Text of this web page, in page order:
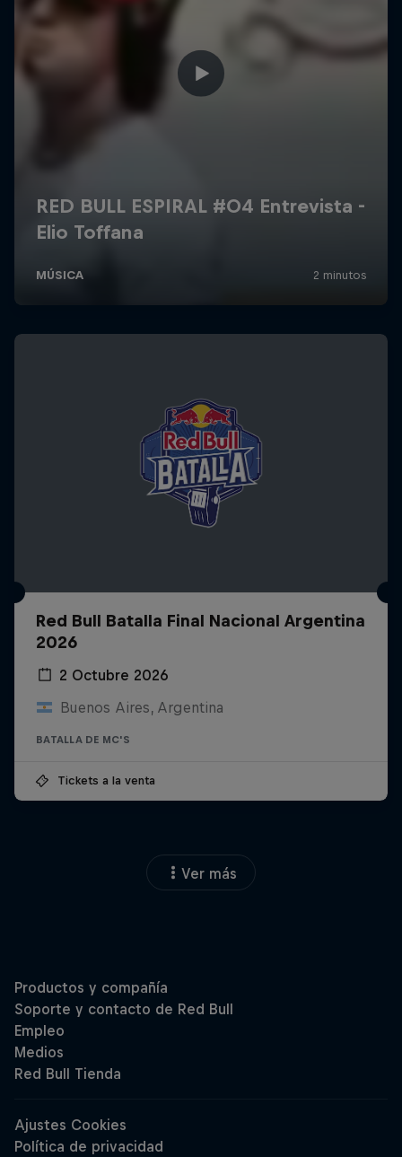
Red Bull Batalla Final Nacional Argentina
2026
2 Octubre 2026
Buenos Aires, Argentina
BATALLA DE MC'S
Tickets a la venta
Ver más